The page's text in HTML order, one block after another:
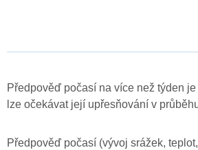
Předpověď počasí na více než týden
lze očekávat její upřesňování v
Předpověď počasí (vývoj srážek,